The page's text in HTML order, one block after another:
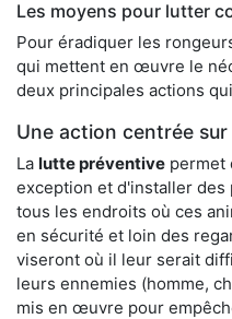
Les moyens pour lutter
Pour éradiquer les
qui mettent en œuvre le
deux principales actions
Une action centrée
La lutte préventive permet
exception et d'installer
tous les endroits où ces
en sécurité et loin des
viseront où il leur serait
leurs ennemies (homme,
mis en œuvre pour